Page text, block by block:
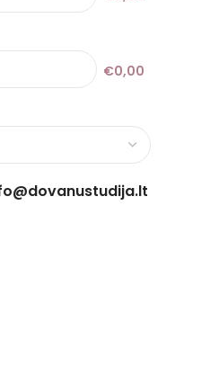
€0,00